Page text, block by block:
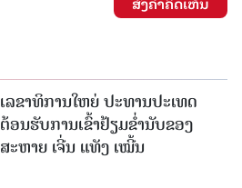
ເລຂາທິການໃຫຍ່ ປະທານປະເທດ
ຕ້ອນຮັບການເຂົ້າຢ້ຽມຂໍ່ານັບຂອງ
ສະຫາຍ ເຈີ່ນ ແທັງ ເໝີ້ນ